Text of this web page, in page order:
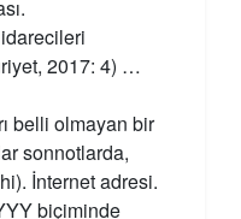
2017: 4) …
belli olmayan bir
sonnotlarda,
İnternet adresi.
biçiminde